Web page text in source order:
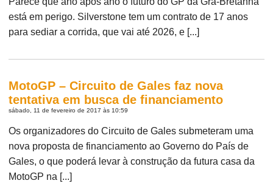
está em perigo. Silverstone tem um contrato de 17 anos
para sediar a corrida, que vai até 2026, e [...]
MotoGP – Circuito de Gales faz nova
tentativa em busca de financiamento
sábado, 11 de fevereiro de 2017 às 10:59
Os organizadores do Circuito de Gales submeteram uma
nova proposta de financiamento ao Governo do País de
Gales, o que poderá levar à construção da futura casa da
MotoGP na [...]